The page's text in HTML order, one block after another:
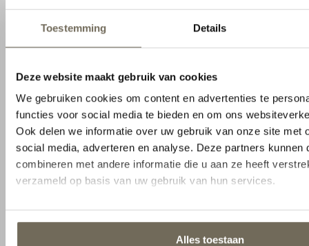
te tillen? Neem vandaag nog contact met
ons op om uw wensen te bespreken.
+31 0 135284815
Pastoor van Beugenstraat 35, 5061 CR
Oisterwijk
Contact opnemen